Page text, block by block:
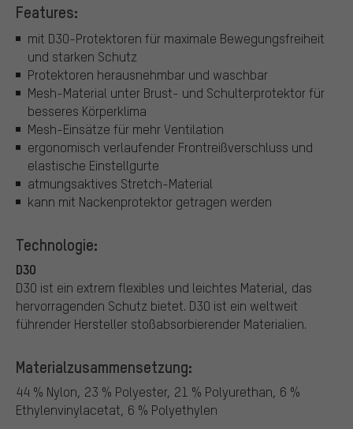
Features:
mit D3O-Protektoren für maximale Bewegungsfreiheit
und starken Schutz
Protektoren herausnehmbar und waschbar
Mesh-Material unter Brust- und Schulterprotektor für
besseres Körperklima
Mesh-Einsätze für mehr Ventilation
ergonomisch verlaufender Frontreißverschluss und
elastische Einstellgurte
atmungsaktives Stretch-Material
kann mit Nackenprotektor getragen werden
Technologie:
D3O
D3O ist ein extrem flexibles und leichtes Material, das
hervorragenden Schutz bietet. D3O ist ein weltweit
führender Hersteller stoßabsorbierender Materialien.
Materialzusammensetzung:
44 % Nylon, 23 % Polyester, 21 % Polyurethan, 6 %
Ethylenvinylacetat, 6 % Polyethylen